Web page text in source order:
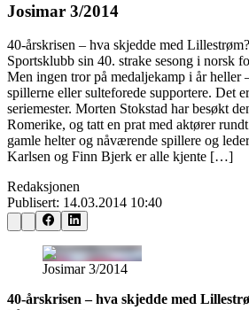
Josimar 3/2014
40-årskrisen – hva skjedde med
Sportsklubb sin 40. strake sesong i norsk
Men ingen tror på medaljekamp i år heller
spillerne eller sulteforede supportere. Det
seriemester. Morten Stokstad har besøkt
Romerike, og tatt en prat med aktører
gamle helter og nåværende spillere og
Karlsen og Finn Bjerk er alle kjente […]
Redaksjonen
Publisert: 14.03.2014 10:40
Josimar 3/2014
40-årskrisen – hva skjedde med